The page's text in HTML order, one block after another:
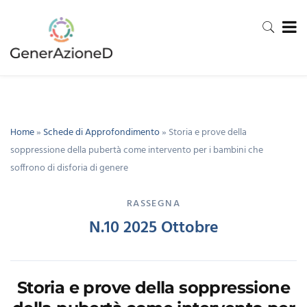
Home» Schede di Approfondimento» Storia e prove della
soppressione della pubertà come intervento per i bambini che
soffrono di disforia di genere
RASSEGNA
N.10 2025 Ottobre
Storia e prove della soppressione